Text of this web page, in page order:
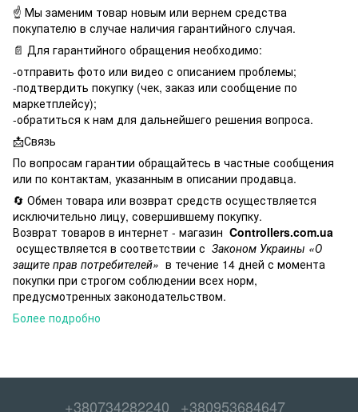
☝️ Мы заменим товар новым или вернем средства
покупателю в случае наличия гарантийного случая.
📄 Для гарантийного обращения необходимо:
-отправить фото или видео с описанием проблемы;
-подтвердить покупку (чек, заказ или сообщение по
маркетплейсу);
-обратиться к нам для дальнейшего решения вопроса.
📩Связь
По вопросам гарантии обращайтесь в частные сообщения
или по контактам, указанным в описании продавца.
🔄 Обмен товара или возврат средств осуществляется
исключительно лицу, совершившему покупку.
Возврат товаров в интернет - магазин Controllers.com.ua
осуществляется в соответствии с Законом Украины «О
защите прав потребителей» в течение 14 дней с момента
покупки при строгом соблюдении всех норм,
предусмотренных законодательством.
Более подробно
+380734282240 +380953684647